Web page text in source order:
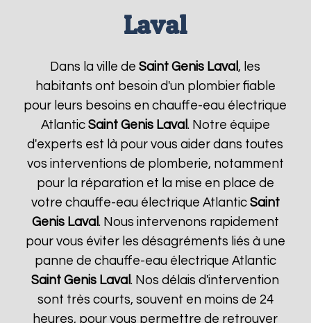
Laval
Dans la ville deSaint Genis Laval, les
habitants ont besoin d'un plombier fiable
pour leurs besoins en chauffe-eau électrique
Atlantic Saint Genis Laval . Notre équipe
d'experts est là pour vous aider dans toutes
vos interventions de plomberie, notamment
pour la réparation et la mise en place de
votre chauffe-eau électrique Atlantic Saint
Genis Laval . Nous intervenons rapidement
pour vous éviter les désagréments liés à une
panne de chauffe-eau électrique Atlantic
Saint Genis Laval. Nos délais d'intervention
sont très courts, souvent en moins de 24
heures, pour vous permettre de retrouver